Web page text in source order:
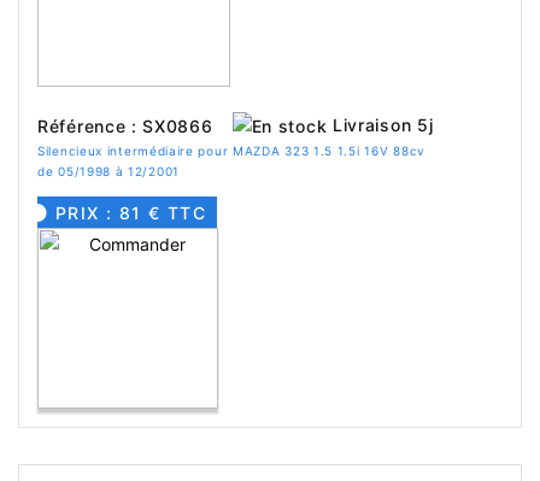
Référence : SX0866 Livraison 5j
Silencieux intermédiaire pour MAZDA 323 1.5 1.5i 16V 88cv
de 05/1998 à 12/2001
PRIX : 81 € TTC